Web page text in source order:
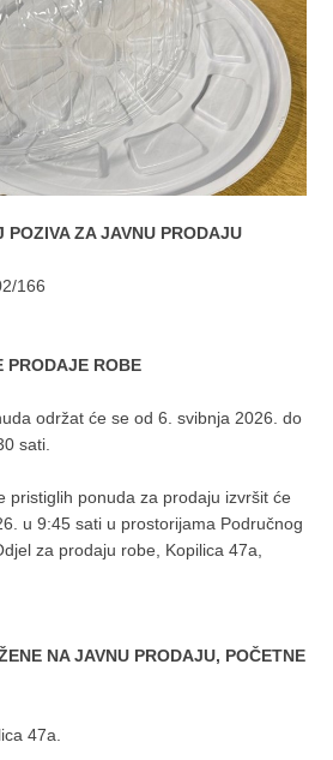
ZA JAVNU PRODAJU
166
PRODAJE ROBE
održat će se od 6. svibnja 2026. do
sati.
pristiglih ponuda za prodaju izvršit će
u 9:45 sati u prostorijama Područnog
za prodaju robe, Kopilica 47a,
NA JAVNU PRODAJU, POČETNE
47a.